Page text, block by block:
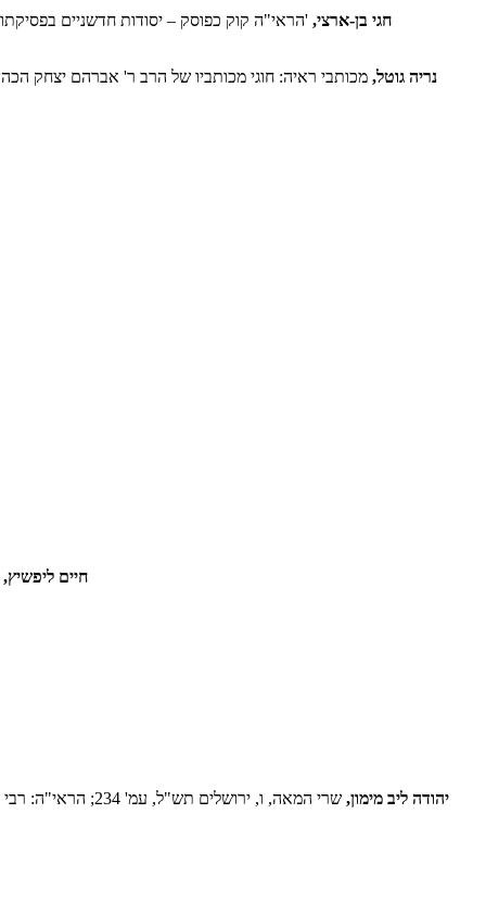
חגי בן-ארצי, 'הראי"ה קוק כפוסק – יסודות חדשניים
נריה גוטל, מכותבי ראיה: חוגי מכותביו של הרב ר' אברהם יצחק
חיים ליפשיץ,
יהודה ליב מימון, שרי המאה, ו, ירושלים תש"ל, עמ' 234; הראי"ה: רבי אברהם יצחק הכהן קוק, ירושלים תשכ"ה